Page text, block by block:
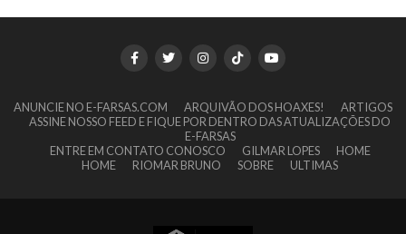
ANUNCIE NO E-FARSAS.COM ARQUIVÃO DOS HOAXES!
ARTIGOS
ASSINE NOSSO FEED E FIQUE POR DENTRO DAS ATUALIZAÇÕES DO
E-FARSAS
ENTRE EM CONTATO CONOSCO
GILMAR LOPES
HOME
HOME
RIOMAR BRUNO SOBRE ULTIMAS